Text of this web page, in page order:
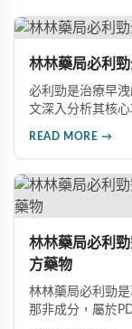
林林藥局必利
必利勁是治療早
文深入分析其核
READ MORE →
林林藥局必利
方藥物
林林藥局必利勁
那非成分，屬於